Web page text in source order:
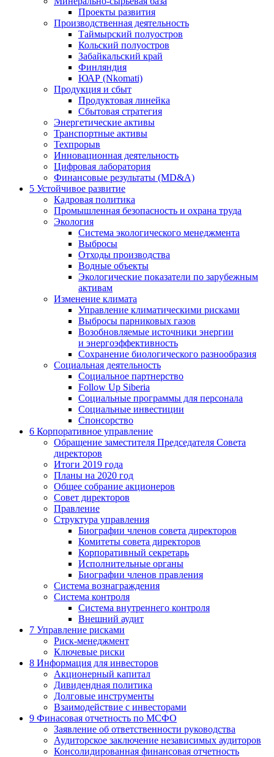
Проекты развития
Производственная деятельность
Таймырский полуостров
Кольский полуостров
Забайкальский край
Финляндия
ЮАР (Nkomati)
Продукция и сбыт
Продуктовая линейка
Сбытовая стратегия
Энергетические активы
Транспортные активы
Техпрорыв
Инновационная деятельность
Цифровая лаборатория
Финансовые результаты (MD&A)
5 Устойчивое развитие
Кадровая политика
Промышленная безопасность и охрана труда
Экология
Система экологического менеджмента
Выбросы
Отходы производства
Водные объекты
Экологические показатели по зарубежным
активам
Изменение климата
Управление климатическими рисками
Выбросы парниковых газов
Возобновляемые источники энергии
и энергоэффективность
Сохранение биологического разнообразия
Социальная деятельность
Социальное партнерство
Follow Up Siberia
Социальные программы для персонала
Социальные инвестиции
Спонсорство
6 Корпоративное управление
Обращение заместителя Председателя Совета
директоров
Итоги 2019 года
Планы на 2020 год
Общее собрание акционеров
Совет директоров
Правление
Структура управления
Биографии членов совета директоров
Комитеты совета директоров
Корпоративный секретарь
Исполнительные органы
Биографии членов правления
Система вознаграждения
Система контроля
Система внутреннего контроля
Внешний аудит
7 Управление рисками
Риск-менеджмент
Ключевые риски
8 Информация для инвесторов
Акционерный капитал
Дивидендная политика
Долговые инструменты
Взаимодействие с инвеcторами
9 Финасовая отчетность по МСФО
Заявление об ответственности руководства
Аудиторское заключение независимых аудиторов
Консолидированная финансовая отчетность